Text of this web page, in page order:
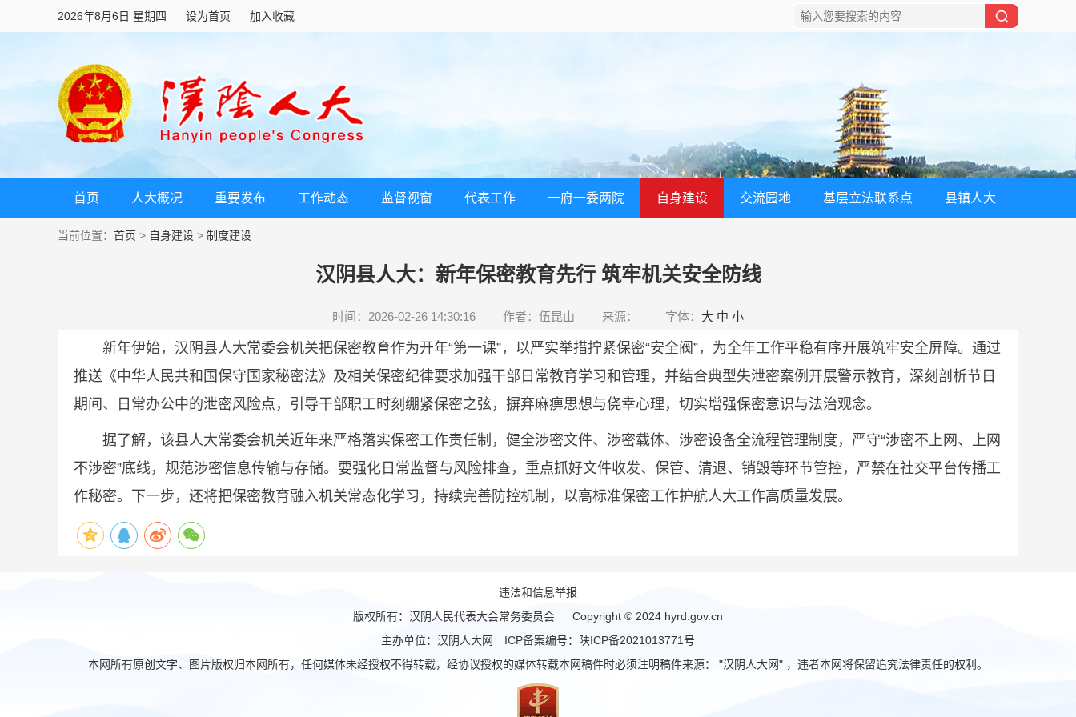
2026年8月6日 星期四 设为首页 加入收藏
首页 人大概况 重要发布 工作动态 监督视窗 代表工作 一府一委两院 自身建设 交流园地 基层立法联系点 县镇人大
当前位置： 首页 > 自身建设 > 制度建设
汉阴县人大：新年保密教育先行 筑牢机关安全防线
时间：2026-02-26 14:30:16 作者：伍昆山 来源： 字体： 大 中 小
新年伊始，汉阴县人大常委会机关把保密教育作为开年“第一课”，以严实举措拧紧保密“安全阀”，为全年工作平稳有序开展筑牢安全屏障。通过
推送《中华人民共和国保守国家秘密法》及相关保密纪律要求加强干部日常教育学习和管理，并结合典型失泄密案例开展警示教育，深刻剖析节日
期间、日常办公中的泄密风险点，引导干部职工时刻绷紧保密之弦，摒弃麻痹思想与侥幸心理，切实增强保密意识与法治观念。
据了解，该县人大常委会机关近年来严格落实保密工作责任制，健全涉密文件、涉密载体、涉密设备全流程管理制度，严守“涉密不上网、上网
不涉密”底线，规范涉密信息传输与存储。要强化日常监督与风险排查，重点抓好文件收发、保管、清退、销毁等环节管控，严禁在社交平台传播工
作秘密。下一步，还将把保密教育融入机关常态化学习，持续完善防控机制，以高标准保密工作护航人大工作高质量发展。
违法和信息举报
版权所有：汉阴人民代表大会常务委员会 Copyright © 2024 hyrd.gov.cn
主办单位：汉阴人大网 ICP备案编号：
陕ICP备2021013771号
本网所有原创文字、图片版权归本网所有，任何媒体未经授权不得转载，经协议授权的媒体转载本网稿件时必须注明稿件来源： "汉阴人大网" ，违者本网将保留追究法律责任的权利。